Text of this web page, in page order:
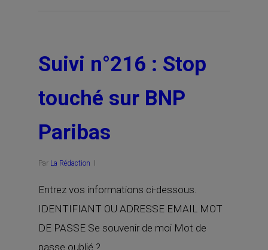
Suivi n°216 : Stop
touché sur BNP
Paribas
Par La Rédaction
Entrez vos informations ci-dessous.
IDENTIFIANT OU ADRESSE EMAIL MOT
DE PASSE Se souvenir de moi Mot de
passe oublié ?